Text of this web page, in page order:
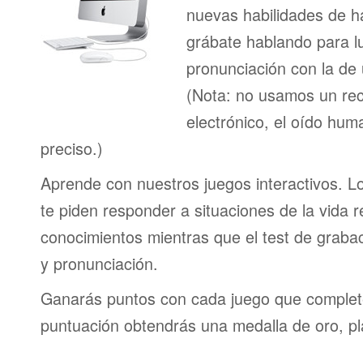
nuevas habilidades de
grábate hablando para
pronunciación con la
(Nota: no usamos un
electrónico, el oído
preciso.)
Aprende con nuestros juegos interactivos.
te piden responder a situaciones de la vida
conocimientos mientras que el test de
y pronunciación.
Ganarás puntos con cada juego que
puntuación obtendrás una medalla de oro,